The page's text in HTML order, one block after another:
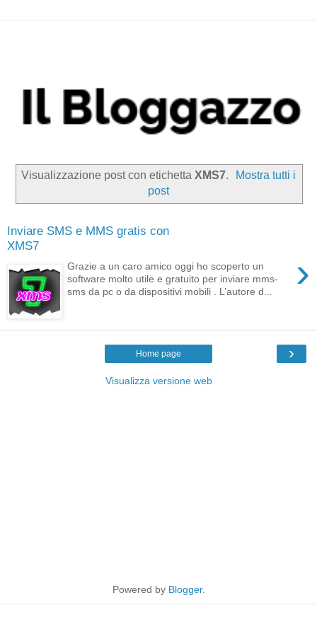
Visualizzazione post con etichetta XMS7.
Mostra tutti i
post
Inviare SMS e MMS gratis con
XMS7
›
Grazie a un caro amico oggi ho scoperto un
software molto utile e gratuito per inviare mms-
sms da pc o da dispositivi mobili . L’autore d...
›
Home page
Visualizza versione web
Powered by Blogger.